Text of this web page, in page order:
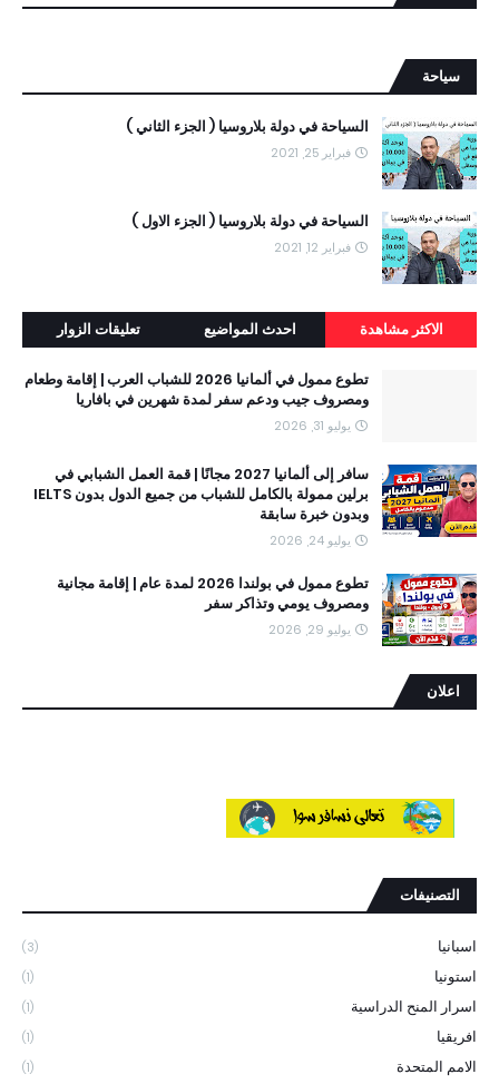
سياحة
السياحة في دولة بلاروسيا ( الجزء الثاني )
فبراير 25, 2021
السياحة في دولة بلاروسيا ( الجزء الاول )
فبراير 12, 2021
الاكثر مشاهدة احدث المواضيع تعليقات الزوار
تطوع ممول في ألمانيا 2026 للشباب العرب | إقامة وطعام
ومصروف جيب ودعم سفر لمدة شهرين في بافاريا
يوليو 31, 2026
سافر إلى ألمانيا 2027 مجانًا | قمة العمل الشبابي في
برلين ممولة بالكامل للشباب من جميع الدول بدون IELTS
وبدون خبرة سابقة
يوليو 24, 2026
تطوع ممول في بولندا 2026 لمدة عام | إقامة مجانية
ومصروف يومي وتذاكر سفر
يوليو 29, 2026
اعلان
التصنيفات
اسبانيا (3)
استونيا (1)
اسرار المنح الدراسية (1)
افريقيا (1)
الامم المتحدة (1)